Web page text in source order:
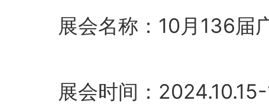
展会名称：10月136届
展会时间：2024.10.15-